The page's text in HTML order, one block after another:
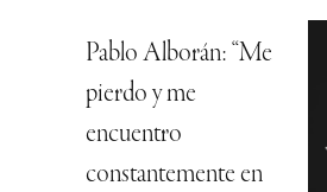
Pablo Alborán: “Me
pierdo y me
encuentro
constantemente en